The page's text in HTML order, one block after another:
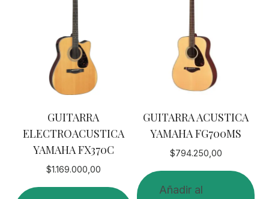
GUITARRA
ELECTROACUSTICA
YAMAHA FX370C
$1.169.000,00
GUITARRA ACUSTICA
YAMAHA FG700MS
$794.250,00
Añadir al